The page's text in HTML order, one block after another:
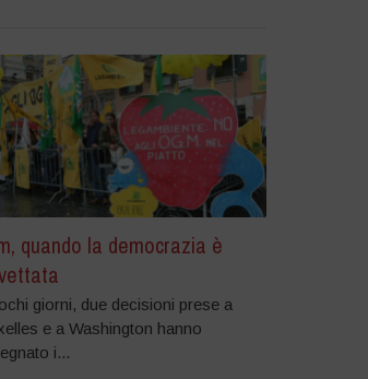
quando la democrazia è
giorni, due decisioni prese a
e a Washington hanno
i...